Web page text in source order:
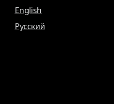
English
Русский